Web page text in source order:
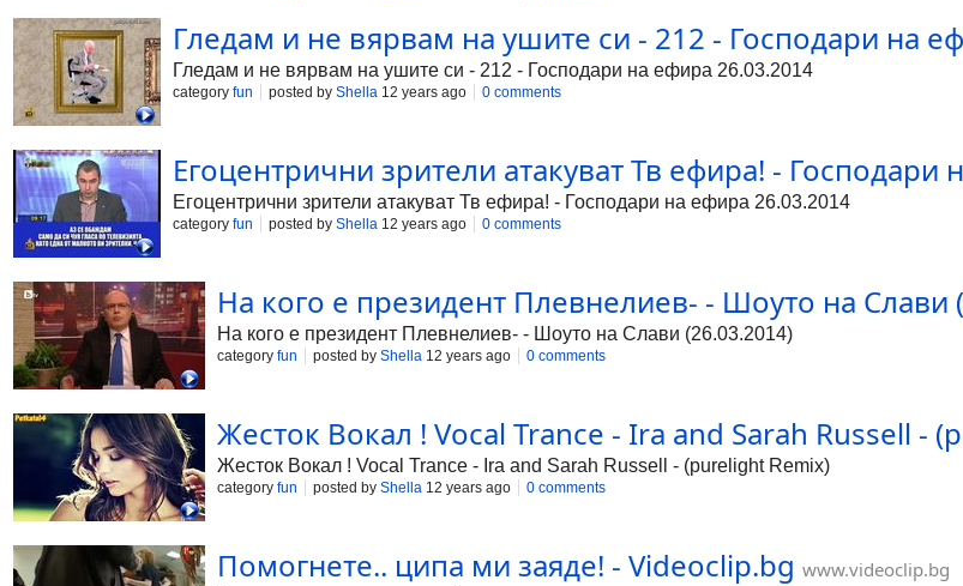
Гледам и не вярвам на ушите си - 212 - Господари на
Гледам и не вярвам на ушите си - 212 - Господари на ефира 26.03.2014
category fun posted by Shella 12 years ago 0 comments
Егоцентрични зрители атакуват Тв ефира! - Господари
Егоцентрични зрители атакуват Тв ефира! - Господари на ефира 26.03.2014
category fun posted by Shella 12 years ago 0 comments
На кого е президент Плевнелиев- - Шоуто на Слави
На кого е президент Плевнелиев- - Шоуто на Слави (26.03.2014)
category fun posted by Shella 12 years ago 0 comments
Жесток Вокал ! Vocal Trance - Ira and Sarah Russell -
Жесток Вокал ! Vocal Trance - Ira and Sarah Russell - (purelight Remix)
category fun posted by Shella 12 years ago 0 comments
Помогнете.. ципа ми заяде! - Videoclip.bg www.videoclip.bg